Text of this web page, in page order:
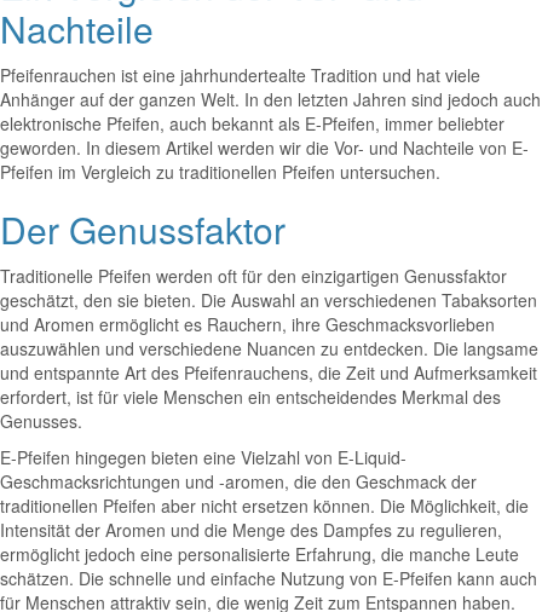
Nachteile
Pfeifenrauchen ist eine jahrhundertealte Tradition und hat viele
Anhänger auf der ganzen Welt. In den letzten Jahren sind jedoch auch
elektronische Pfeifen, auch bekannt als E-Pfeifen, immer beliebter
geworden. In diesem Artikel werden wir die Vor- und Nachteile von E-
Pfeifen im Vergleich zu traditionellen Pfeifen untersuchen.
Der Genussfaktor
Traditionelle Pfeifen werden oft für den einzigartigen Genussfaktor
geschätzt, den sie bieten. Die Auswahl an verschiedenen Tabaksorten
und Aromen ermöglicht es Rauchern, ihre Geschmacksvorlieben
auszuwählen und verschiedene Nuancen zu entdecken. Die langsame
und entspannte Art des Pfeifenrauchens, die Zeit und Aufmerksamkeit
erfordert, ist für viele Menschen ein entscheidendes Merkmal des
Genusses.
E-Pfeifen hingegen bieten eine Vielzahl von E-Liquid-
Geschmacksrichtungen und -aromen, die den Geschmack der
traditionellen Pfeifen aber nicht ersetzen können. Die Möglichkeit, die
Intensität der Aromen und die Menge des Dampfes zu regulieren,
ermöglicht jedoch eine personalisierte Erfahrung, die manche Leute
schätzen. Die schnelle und einfache Nutzung von E-Pfeifen kann auch
für Menschen attraktiv sein, die wenig Zeit zum Entspannen haben.